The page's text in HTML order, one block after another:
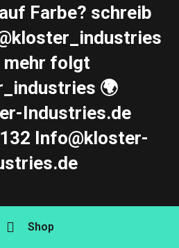
Farbe? schreib
mehr folgt
🌍
Industries.de
Info@kloster-
April 1, 2024
Shop